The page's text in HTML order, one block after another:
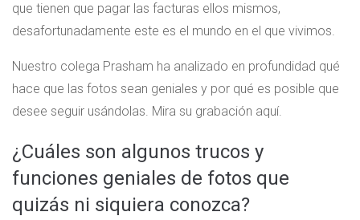
que tienen que pagar las facturas ellos mismos,
desafortunadamente este es el mundo en el que vivimos.
Nuestro colega Prasham ha analizado en profundidad qué
hace que las fotos sean geniales y por qué es posible que
desee seguir usándolas. Mira su grabación aquí.
¿Cuáles son algunos trucos y
funciones geniales de fotos que
quizás ni siquiera conozca?